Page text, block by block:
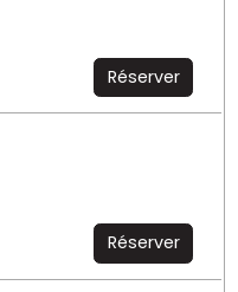
Réserver
Réserver